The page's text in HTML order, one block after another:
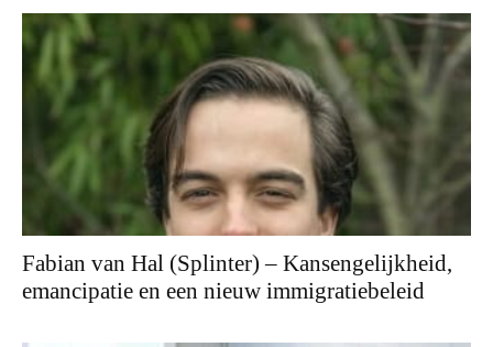
Fabian van Hal (Splinter) – Kansengelijkheid,
emancipatie en een nieuw immigratiebeleid